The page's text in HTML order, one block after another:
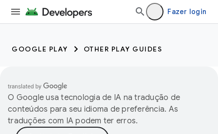
Fazer login
GOOGLE PLAY OTHER PLAY GUIDES
O Google usa tecnologia de IA na tradução de
conteúdos para seu idioma de preferência. As
traduções com IA podem ter erros.